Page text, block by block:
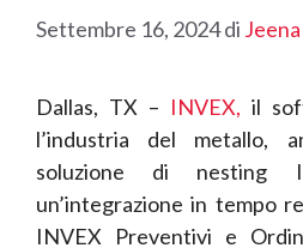
Settembre 16, 2024di
Dallas, TX – INVEX, il
l’industria del metallo,
soluzione di nesting
un’integrazione in tempo
INVEX Preventivi e